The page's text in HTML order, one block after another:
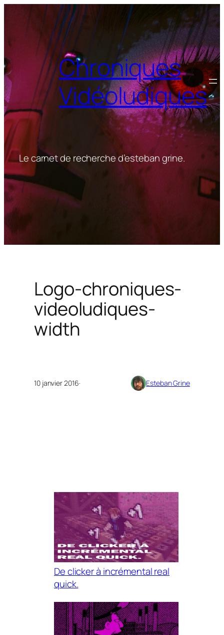
Chroniques
Vidéoludiques
Le carnet de recherche d’esteban grine.
Logo-chroniques-
videoludiques-
width
10 janvier 2016· Esteban Grine
De clicker à incrémental real
quick.